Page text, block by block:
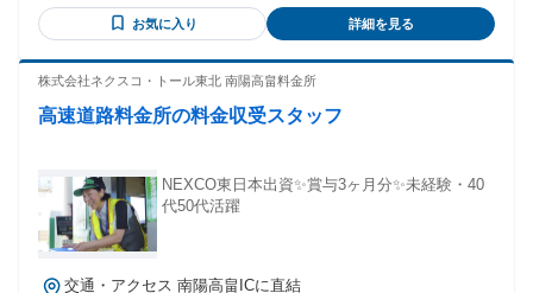
手当 ★深夜手当 【昇給】 年1回（令和6年度実績） 【賞与】
年2回（計3.2ヶ月分・令和6年度実績）
て、生活リズムを保ちながら働きたい方 ・人と話すのが好き
で、落ち着いた対応ができる方 ・「最後の転職にしたい」
している人の特徴】 ◆40代・50代を中心に活躍中！ 飲食・製
で働きたい」「体力的に無理なく働きたい」など、 転職理由
を上限(例外事由1号) 定年年齢が63歳のため及び満18歳未満の
深夜業務の原則禁止）
お気に入り 詳細を見る
株式会社ネクスコ・トール東北 南陽高畠料金所
高速道路料金所の料金収受スタッフ
NEXCO東日本出資✨賞与3ヶ月分✨未経験・40
代50代活躍
交通・アクセス 南陽高畠ICに直結